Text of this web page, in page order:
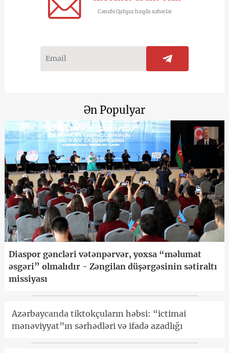
Cənubi Qafqaz haqda xəbərlər
Ən Populyar
Diaspor gəncləri vətənpərvər, yoxsa “məlumat
əsgəri” olmalıdır - Zəngilan düşərgəsinin sətiraltı
missiyası
Azərbaycanda tiktokçuların həbsi: “ictimai
mənəviyyat”ın sərhədləri və ifadə azadlığı